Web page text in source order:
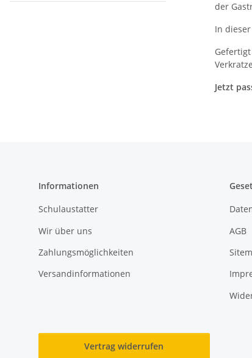
der
In
Jetzt
Informationen
Schulaustatter
Wir über uns
Zahlungsmöglichkeiten
Versandinformationen
AGB
Vertrag widerrufen